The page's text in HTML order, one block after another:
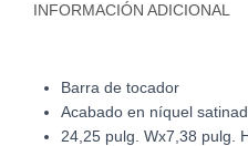
INFORMACIÓN ADICIONAL
Barra de tocador
Acabado en níquel
24,25 pulg. Wx7,38 pulg.